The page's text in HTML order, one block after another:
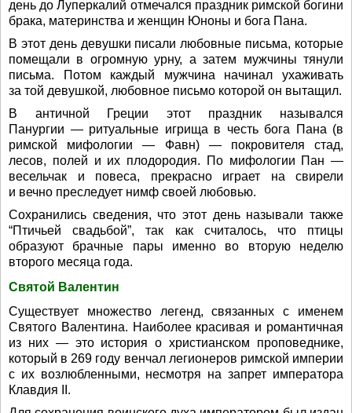
день до Луперкалий отмечался праздник римской богини
брака, материнства и женщин Юноны и бога Пана.
В этот день девушки писали любовные письма, которые
помещали в огромную урну, а затем мужчины тянули
письма. Потом каждый мужчина начинал ухаживать
за той девушкой, любовное письмо которой он вытащил.
В античной Греции этот праздник назывался
Панургии — ритуальные игрища в честь бога Пана (в
римской мифологии — Фавн) — покровителя стад,
лесов, полей и их плодородия. По мифологии Пан —
весельчак и повеса, прекрасно играет на свирели
и вечно преследует нимф своей любовью.
Сохранились сведения, что этот день называли также
“Птичьей свадьбой”, так как считалось, что птицы
образуют брачные пары именно во вторую неделю
второго месяца года.
Святой Валентин
Существует множество легенд, связанных с именем
Святого Валентина. Наиболее красивая и романтичная
из них — это история о христианском проповеднике,
который в 269 году венчал легионеров римской империи
с их возлюбленными, несмотря на запрет императора
Клавдия II.